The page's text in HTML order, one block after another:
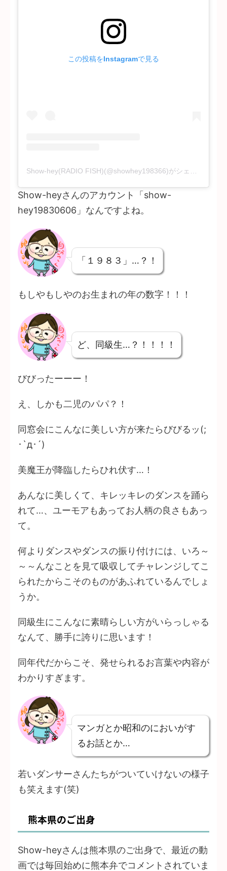
この投稿をInstagramで見る
Show-heyさんのアカウント「show-
hey19830606」なんですよね。
「１９８３」…？！
もしやもしやのお生まれの年の数字！！！
ど、同級生…？！！！！
びびったーーー！
え、しかも二児のパパ？！
同窓会にこんなに美しい方が来たらびびるッ(;
･`д･´)
美魔王が降臨したらひれ伏す…！
あんなに美しくて、キレッキレのダンスを踊ら
れて…、ユーモアもあってお人柄の良さもあっ
て。
何よりダンスやダンスの振り付けには、いろ～
～～んなことを見て吸収してチャレンジしてこ
られたからこそのものがあふれているんでしょ
うか。
同級生にこんなに素晴らしい方がいらっしゃる
なんて、勝手に誇りに思います！
同年代だからこそ、発せられるお言葉や内容が
わかりすぎます。
マンガとか昭和のにおいがす
るお話とか…
若いダンサーさんたちがついていけないの様子
も笑えます(笑)
熊本県のご出身
Show-heyさんは熊本県のご出身で、最近の動
画では毎回始めに熊本弁でコメントされていま